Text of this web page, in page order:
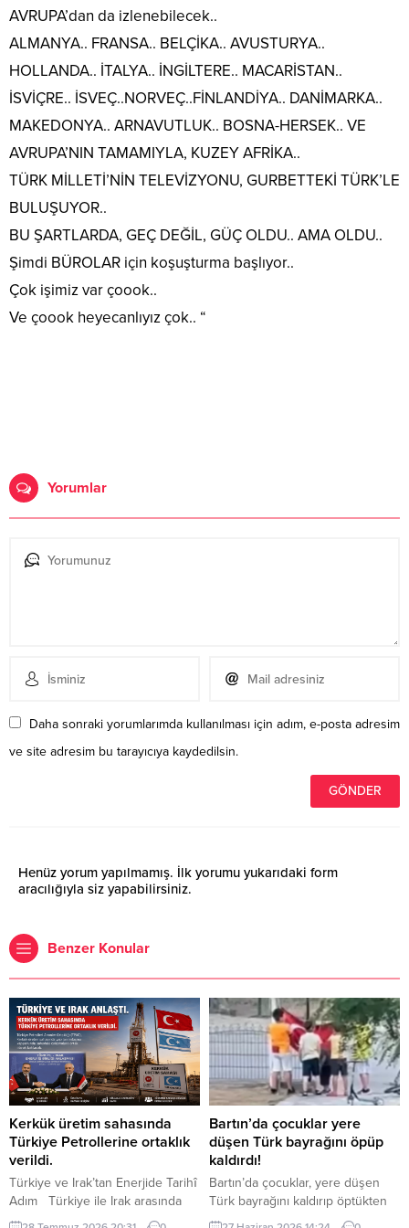
AVRUPA’dan da izlenebilecek..
ALMANYA.. FRANSA.. BELÇİKA.. AVUSTURYA..
HOLLANDA.. İTALYA.. İNGİLTERE.. MACARİSTAN..
İSVİÇRE.. İSVEÇ..NORVEÇ..FİNLANDİYA.. DANİMARKA..
MAKEDONYA.. ARNAVUTLUK.. BOSNA-HERSEK.. VE
AVRUPA’NIN TAMAMIYLA, KUZEY AFRİKA..
TÜRK MİLLETİ’NİN TELEVİZYONU, GURBETTEKİ TÜRK’LE
BULUŞUYOR..
BU ŞARTLARDA, GEÇ DEĞİL, GÜÇ OLDU.. AMA OLDU..
Şimdi BÜROLAR için koşuşturma başlıyor..
Çok işimiz var çoook..
Ve çoook heyecanlıyız çok.. “
Yorumlar
Daha sonraki yorumlarımda kullanılması için adım, e-posta adresim
ve site adresim bu tarayıcıya kaydedilsin.
Henüz yorum yapılmamış. İlk yorumu yukarıdaki form
aracılığıyla siz yapabilirsiniz.
Benzer Konular
Kerkük üretim sahasında
Türkiye Petrollerine ortaklık
verildi.
Türkiye ve Irak’tan Enerjide Tarihî
Adım Türkiye ile Irak arasında
enerji alanındaki iş birliği yeni bir
Bartın’da çocuklar yere
düşen Türk bayrağını öpüp
kaldırdı!
Bartın’da çocuklar, yere düşen
Türk bayrağını kaldırıp öptükten
sonra gelen itfaiye ekiplerinin de